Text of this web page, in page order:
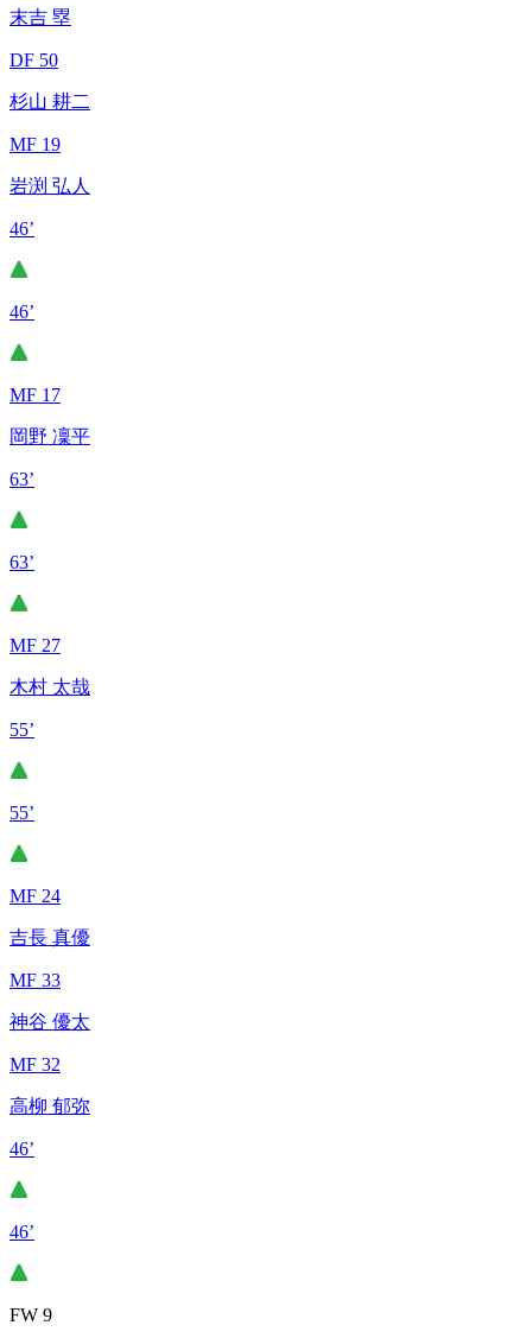
末吉 塁
DF 50
杉山 耕二
MF 19
岩渕 弘人
46’
46’
MF 17
岡野 凜平
63’
63’
MF 27
木村 太哉
55’
55’
MF 24
吉長 真優
MF 33
神谷 優太
MF 32
高柳 郁弥
46’
46’
FW 9